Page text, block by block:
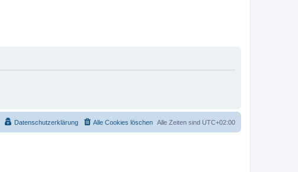
Alle Zeiten sind UTC+02:00
Alle Cookies löschen
Datenschutzerklärung